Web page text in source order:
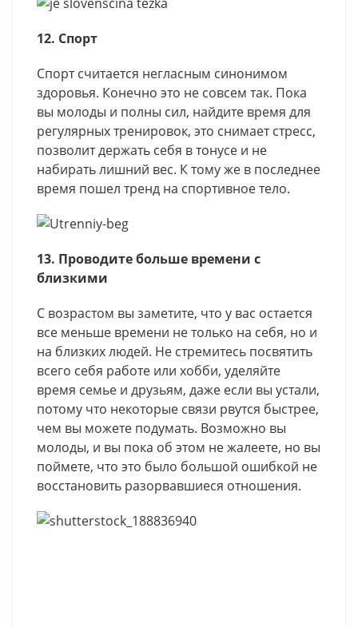
12. Спорт
Спорт считается негласным синонимом
здоровья. Конечно это не совсем так. Пока
вы молоды и полны сил, найдите время для
регулярных тренировок, это снимает стресс,
позволит держать себя в тонусе и не
набирать лишний вес. К тому же в последнее
время пошел тренд на спортивное тело.
13. Проводите больше времени с
близкими
С возрастом вы заметите, что у вас остается
все меньше времени не только на себя, но и
на близких людей. Не стремитесь посвятить
всего себя работе или хобби, уделяйте
время семье и друзьям, даже если вы устали,
потому что некоторые связи рвутся быстрее,
чем вы можете подумать. Возможно вы
молоды, и вы пока об этом не жалеете, но вы
поймете, что это было большой ошибкой не
восстановить разорвавшиеся отношения.